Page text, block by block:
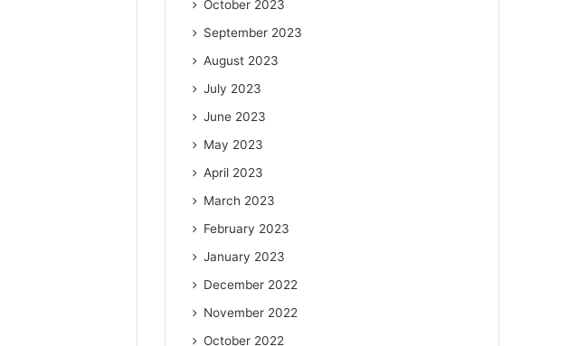
October 2023
September 2023
August 2023
July 2023
June 2023
May 2023
April 2023
March 2023
February 2023
January 2023
December 2022
November 2022
October 2022